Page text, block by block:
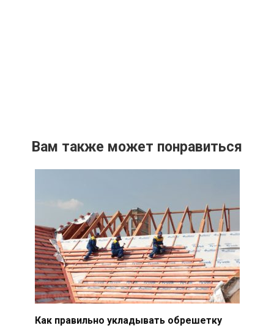
Вам также может понравиться
Как правильно укладывать обрешетку